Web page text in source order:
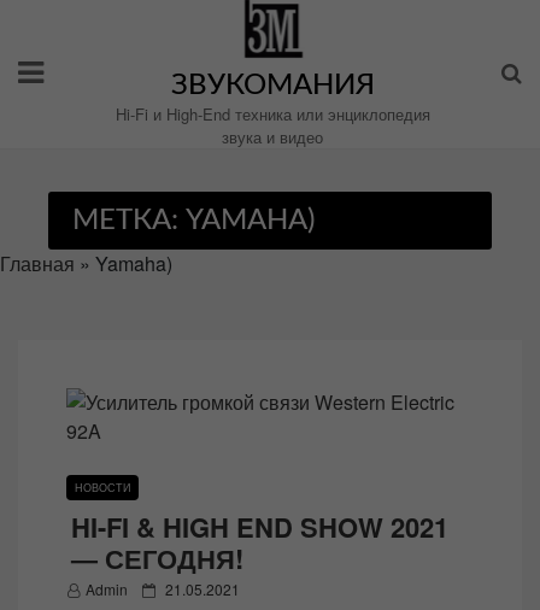
содержимому
ЗВУКОМАНИЯ
Hi-Fi и High-End техника или энциклопедия
звука и видео
МЕТКА: YAMAHA)
Главная » Yamaha)
НОВОСТИ
HI-FI & HIGH END SHOW 2021
— СЕГОДНЯ!
Admin
P 21.05.2021